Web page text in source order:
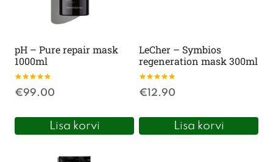
pH – Pure repair mask
1000ml
Hinnanguga
5.00
€99.00
Lisa korvi
LeCher – Symbios
regeneration mask 300ml
Hinnanguga
5
€12.90
Lisa korvi